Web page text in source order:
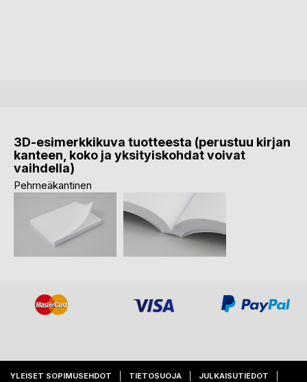
3D-esimerkkikuva tuotteesta (perustuu kirjan
kanteen, koko ja yksityiskohdat voivat
vaihdella)
Pehmeäkantinen
YLEISET SOPIMUSEHDOT TIETOSUOJA JULKAISUTIEDOT